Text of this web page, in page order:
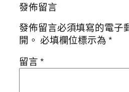
發佈留言
發佈留言必須填寫的電子
開。 必填欄位標示為*
留言*